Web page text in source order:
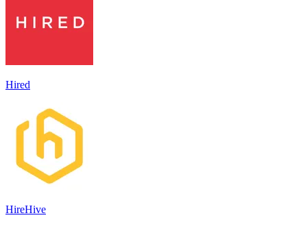
Hired
HireHive